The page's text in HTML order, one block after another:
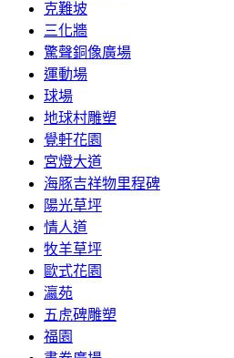
克難坡
三化牆
驚聲銅像廣場
運動場
球場
地球村雕塑
覺軒花園
宮燈大道
海豚吉祥物里程碑
陽光草坪
情人道
牧羊草坪
歐式花園
瀛苑
五虎碑雕塑
福園